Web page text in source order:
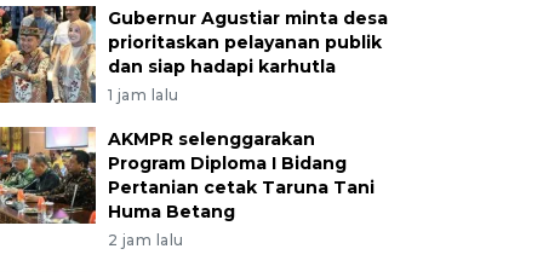
Gubernur Agustiar minta desa
prioritaskan pelayanan publik
dan siap hadapi karhutla
1 jam lalu
AKMPR selenggarakan
Program Diploma I Bidang
Pertanian cetak Taruna Tani
Huma Betang
2 jam lalu